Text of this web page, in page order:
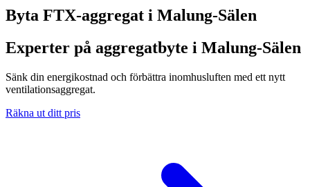
Byta FTX-aggregat i Malung-Sälen
Experter på aggregatbyte i Malung-Sälen
Sänk din energikostnad och förbättra inomhusluften med ett nytt
ventilationsaggregat.
Räkna ut ditt pris